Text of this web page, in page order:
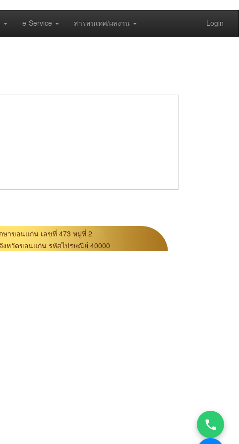
e-Service สารสนเทศ/ผลงาน Login
าขอนแก่น เลขที่ 473 หมู่ที่ 2
หวัดขอนแก่น รหัสไปรษณีย์ 40000